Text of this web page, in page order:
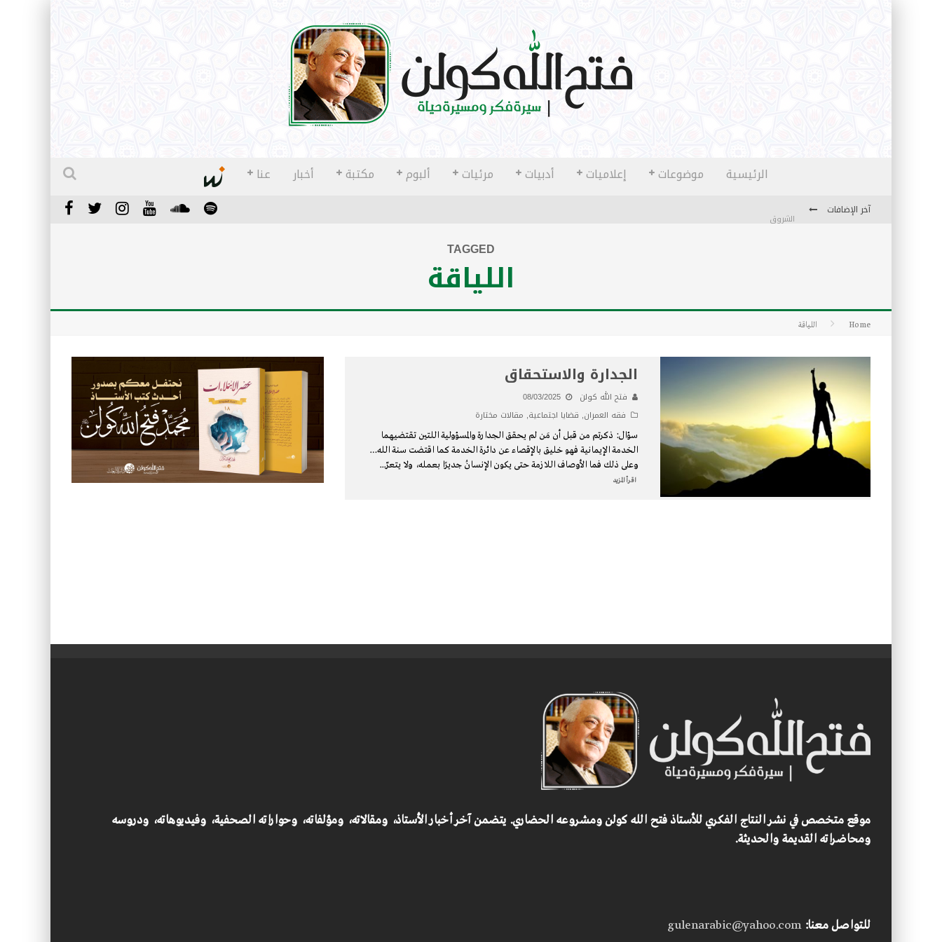
الرئيسية موضوعات إعلاميات أدبيات مرئيات ألبوم مكتبة أخبار عنا
آخر الإضافات
TAGGED
اللياقة
Home اللياقة
الجدارة والاستحقاق
فتح الله كولن
08/03/2025
فقه العمران, قضايا اجتماعية, مقالات مختارة
سؤال: ذكرتم من قبل أن مَن لم يحقق الجدارة والمسؤولية اللتين تقتضيهما
الخدمة الإيمانية فهو خليق بالإقصاء عن دائرة الخدمة كما اقتضت سنة الله…
وعلى ذلك فما الأوصاف اللازمة حتى يكون الإنسانُ جديرًا بعمله، ولا يتعرّ...
اقرأ المزيد
موقع متخصص في نشر النتاج الفكري للأستاذ فتح الله كولن ومشروعه الحضاري. يتضمن آخر أخبار الأستاذ، ومقالاته، ومؤلفاته، وحواراته الصحفية، وفيديوهاته، ودروسه
ومحاضراته القديمة والحديثة.
للتواصل معنا:gulenarabic@yahoo.com